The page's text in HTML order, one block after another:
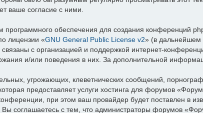
ваше согласие с ними.
обеспечения для создания конференций
лицензии «GNU General Public License v2» (в дальнейшем
с организацией и поддержкой интернет-
и/или поведения в них. За дополнительной
угрожающих, клеветнических сообщений,
предоставляет услуги хостинга для форумов
при этом ваш провайдер будет поставлен в
Вы соглашаетесь с тем, что администраторы форумов